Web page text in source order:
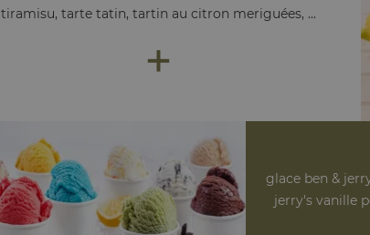
tiramisu, tarte tatin, tartin au citron meriguées, ...
+
glace ben &
jerry's vanille